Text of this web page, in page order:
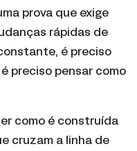
prova que exige
rápidas de
é preciso
preciso pensar como
como é construída
cruzam a linha de